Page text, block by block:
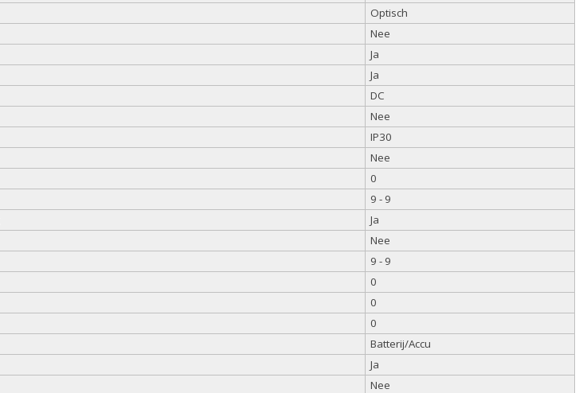
Optisch
Nee
Ja
Ja
DC
Nee
IP30
Nee
0
9 - 9
Ja
Nee
9 - 9
0
0
0
Batterij/Accu
Ja
Nee